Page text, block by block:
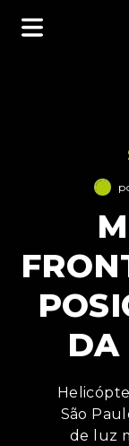
DA
São
de luz